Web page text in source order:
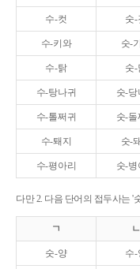
수-컷 숫-
수-키와 숫-
수-탉 숫-
수-탕나귀 숫-당
수-톨쩌귀 숫-돌
수-퇘지 숫-
수-평아리 숫-병
다만 2. 다음 단어의 접두사는 '
ㄱ ㄴ
숫-양 수-